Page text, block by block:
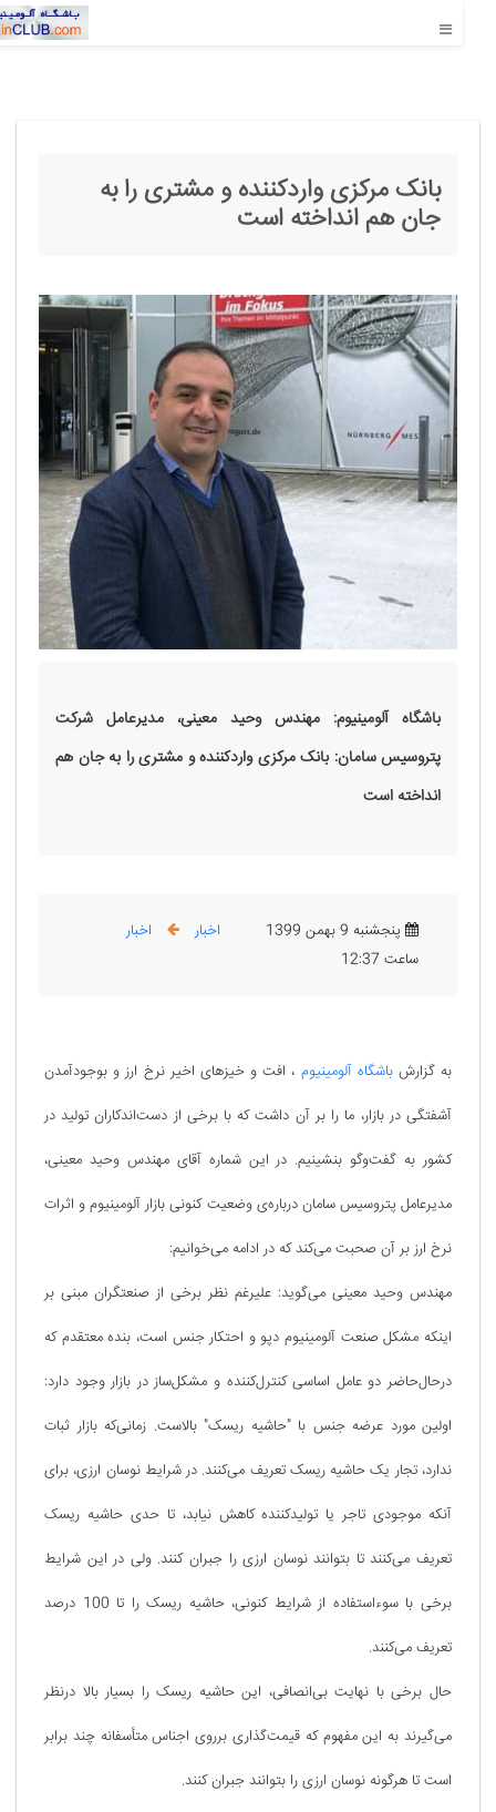
بانک مرکزی واردکننده و مشتری را به
جان هم انداخته است
باشگاه آلومینیوم: مهندس وحید معینی، مدیرعامل شرکت
پتروسیس سامان: بانک مرکزی واردکننده و مشتری را به جان هم
انداخته است
پنجشنبه 9 بهمن 1399
ساعت 12:37
اخبار اخبار
به گزارشباشگاه آلومینیوم، افت و خیزهای اخیر نرخ ارز و بوجودآمدن
آشفتگی در بازار، ما را بر آن داشت که با برخی از دست‌اندکاران تولید در
کشور به ‌گفت‌وگو بنشینیم. در این شماره آقای مهندس وحید معینی،
مدیرعامل پتروسیس سامان درباره‌ی وضعیت کنونی بازار آلومینیوم و اثرات
نرخ ارز بر آن صحبت می‌کند که در ادامه می‌خوانیم:
مهندس وحید معینی می‌گوید: علیرغم نظر برخی از صنعتگران مبنی بر
اینکه مشکل صنعت آلومینیوم دپو و احتکار جنس است، بنده معتقدم که
درحال‌حاضر دو عامل اساسی کنترل‌کننده و مشکل‌ساز در بازار وجود دارد:
اولین مورد عرضه جنس با "حاشیه ریسک" بالاست. زمانی‌که بازار ثبات
ندارد، تجار یک حاشیه ریسک تعریف می‌کنند. در شرایط نوسان ارزی، برای
آنکه موجودی تاجر یا تولیدکننده کاهش نیابد،‌ تا حدی حاشیه ریسک
تعریف می‌کنند تا بتوانند نوسان ارزی را جبران کنند. ولی در این شرایط
برخی با سوء‌استفاده از شرایط کنونی، حاشیه ریسک را تا 100 درصد
تعریف می‌کنند.
حال برخی با نهایت بی‌انصافی،‌ این حاشیه ریسک را بسیار بالا درنظر
می‌گیرند به این مفهوم که قیمت‌گذاری برروی اجناس متأسفانه چند برابر
است تا هرگونه نوسان ارزی را بتوانند جبران کنند.